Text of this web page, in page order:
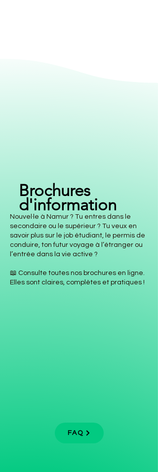
Brochures
d'information
Nouvel·le à Namur ? Tu entres dans le
secondaire ou le supérieur ? Tu veux en
savoir plus sur le job étudiant, le permis de
conduire, ton futur voyage à l’étranger ou
l’entrée dans la vie active ?
📖 Consulte toutes nos brochures en ligne.
Elles sont claires, complètes et pratiques !
FAQ